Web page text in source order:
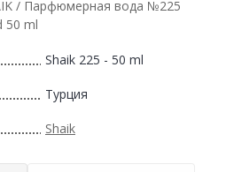
/ Парфюмерная вода №225
50 ml
Shaik 225 - 50 ml
Турция
Shaik